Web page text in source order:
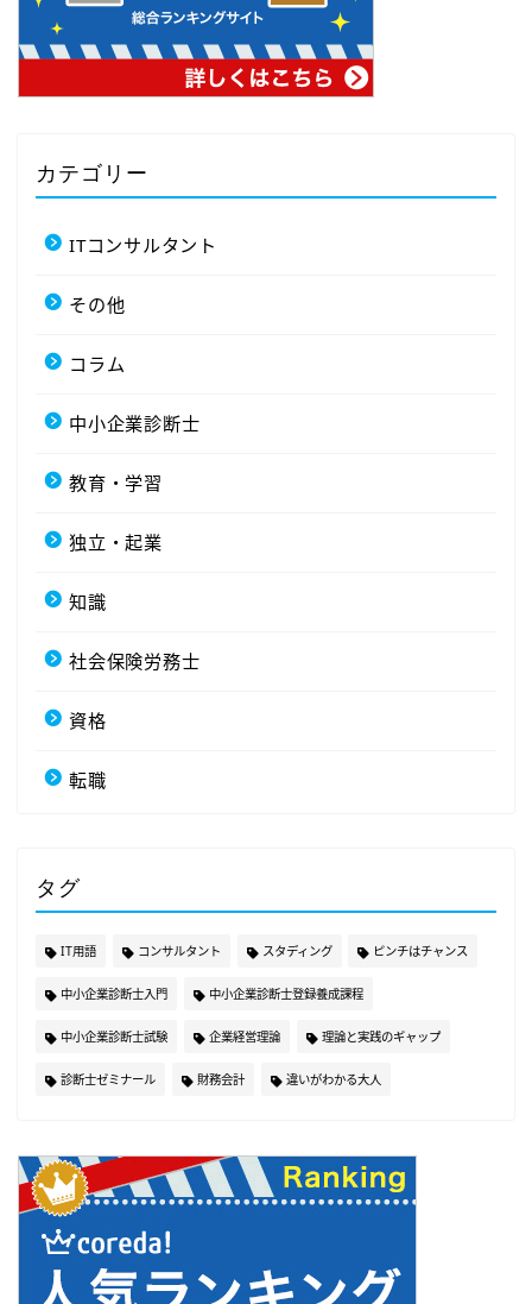
カテゴリー
ITコンサルタント
その他
コラム
中小企業診断士
教育・学習
独立・起業
知識
社会保険労務士
資格
転職
タグ
IT用語 コンサルタント スタディング ピンチはチャンス
中小企業診断士入門 中小企業診断士登録養成課程
中小企業診断士試験 企業経営理論 理論と実践のギャップ
診断士ゼミナール 財務会計 違いがわかる大人